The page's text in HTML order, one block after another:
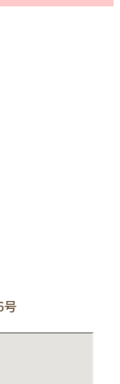
号